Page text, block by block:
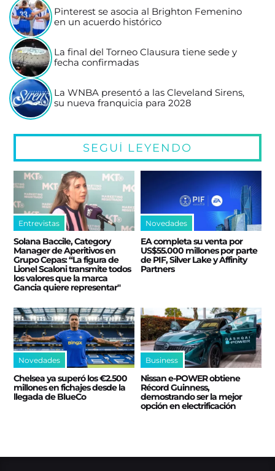
Pinterest se asocia al Brighton Femenino
en un acuerdo histórico
La final del Torneo Clausura tiene sede y
fecha confirmadas
La WNBA presentó a las Cleveland Sirens,
su nueva franquicia para 2028
SEGUÍ LEYENDO
Entrevistas
Solana Baccile, Category
Manager de Aperitivos en
Grupo Cepas: “La figura de
Lionel Scaloni transmite todos
los valores que la marca
Gancia quiere representar"
Novedades
EA completa su venta por
US$55.000 millones por parte
de PIF, Silver Lake y Affinity
Partners
Novedades
Chelsea ya superó los €2.500
millones en fichajes desde la
llegada de BlueCo
Business
Nissan e‑POWER obtiene
Récord Guinness,
demostrando ser la mejor
opción en electrificación